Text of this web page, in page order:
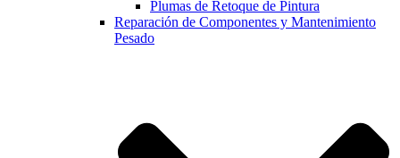
Plumas de Retoque de Pintura
Reparación de Componentes y Mantenimiento
Pesado